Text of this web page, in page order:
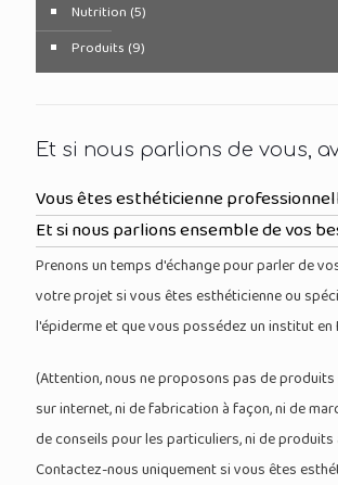
Nutrition (5)
Produits (9)
Et si nous parlions de vous,
Vous êtes esthéticienne
Et si nous parlions ensemble de vos
Prenons un temps d'échange pour parler de
votre projet si vous êtes esthéticienne ou
l'épiderme et que vous possédez un institut en
(Attention, nous ne proposons pas de
sur internet, ni de fabrication à façon, ni de
de conseils pour les particuliers, ni de produits
Contactez-nous uniquement si vous êtes